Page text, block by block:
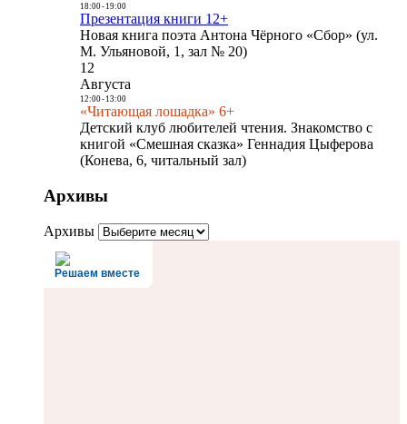
18:00- 19:00
Презентация книги 12+
Новая книга поэта Антона Чёрного «Сбор» (ул.
М. Ульяновой, 1, зал № 20)
12
Августа
12:00- 13:00
«Читающая лошадка» 6+
Детский клуб любителей чтения. Знакомство с
книгой «Смешная сказка» Геннадия Цыферова
(Конева, 6, читальный зал)
Архивы
Архивы
Решаем вместе